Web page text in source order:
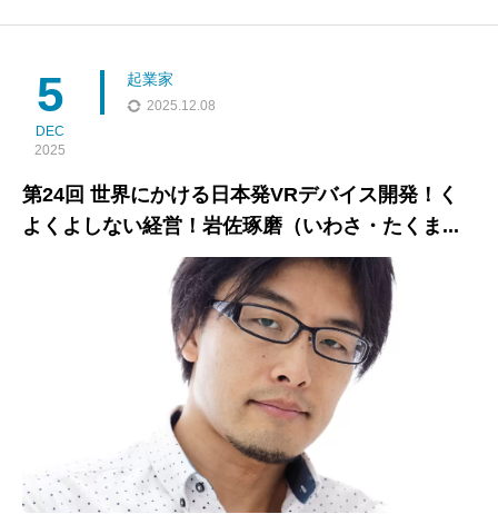
届ける予約プラットフォーム「Origami Concierge
5
DEC
2025
起業家
2025.12.08
第24回 世界にかける日本発VRデバイス開発！く
よくよしない経営！岩佐琢磨（いわさ・たくま...